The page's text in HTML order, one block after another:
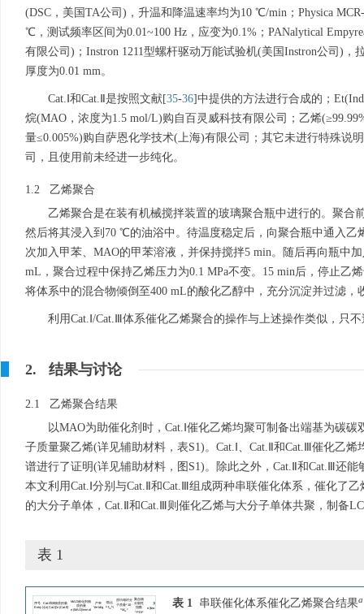
(DSC，美国TA公司)，升温和降温速率均为10 ℃/min；Physica
℃，测试频率区间为0.01~100 Hz，应变为0.1%；PANalytical
有限公司)；Instron 1211型螺杆驱动万能试验机(美国Instron公司)
厚度为0.01 mm。
Cat.Ⅰ和Cat.Ⅱ是按照文献[35-36]中提供的方法进行合成的；
烷(MAO，浓度为1.5 mol/L)购自百灵威科技有限公司；乙烯
量≤0.005%)购自萨恩化学技术(上海)有限公司；其它未进行特殊说
司，且使用前未经进一步纯化。
1.2 乙烯聚合
乙烯聚合是在装有机械搅拌装置的玻璃聚合瓶中进行的。聚合
然后将其浸入到70 ℃的油浴中。待温度稳定后，向聚合瓶中通入乙
次加入甲苯、MAO的甲苯溶液，并保持搅拌5 min。随后再向瓶中
mL，聚合过程中保持乙烯压力为0.1 MPa不变。15 min后，停止乙
将体系中的混合物倾倒至400 mL的酸化乙醇中，充分沉淀并过滤
利用Cat.Ⅰ/Cat.Ⅲ体系催化乙烯聚合的操作与上述操作类似，只
2. 结果与讨论
2.1 乙烯聚合结果
以MAO为助催化剂时，Cat.Ⅰ催化乙烯均聚可制备出端基为碳
子质量聚乙烯(详见辅助材料，表S1)。Cat.Ⅰ、Cat.Ⅱ和Cat.Ⅲ催化乙
谱进行了证明(详见辅助材料，图S1)。除此之外，Cat.Ⅱ和Cat.Ⅲ还能
本文利用Cat.Ⅰ分别与Cat.Ⅱ和Cat.Ⅲ组成两种串联催化体系，催化了
的大分子单体，Cat.Ⅱ和Cat.Ⅲ则催化乙烯与大分子单体共聚，制备
表 1
表 1 串联催化体系催化乙烯聚合结果a